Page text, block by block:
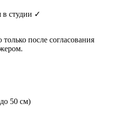
в студии ✓
после согласования
50 см)